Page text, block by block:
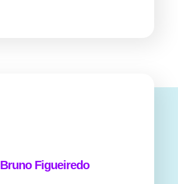
Bruno Figueiredo